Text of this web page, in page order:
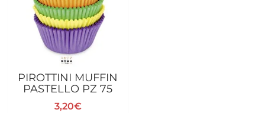
PIROTTINI MUFFIN
PASTELLO PZ 75
3,20€